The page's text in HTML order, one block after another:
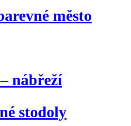
město
nábřeží
stodoly